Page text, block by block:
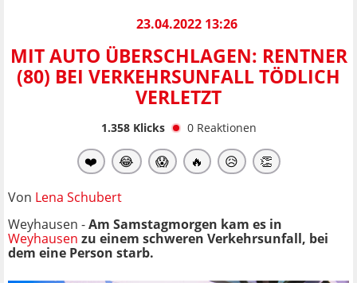
23.04.2022 13:26
MIT AUTO ÜBERSCHLAGEN: RENTNER
(80) BEI VERKEHRSUNFALL TÖDLICH
VERLETZT
1.358Klicks 0 Reaktionen
❤️ 😂 😱 🔥 😥 👏
Von Lena Schubert
Weyhausen -Am Samstagmorgen kam es in
Weyhausen zu einem schweren Verkehrsunfall, bei
dem eine Person starb.